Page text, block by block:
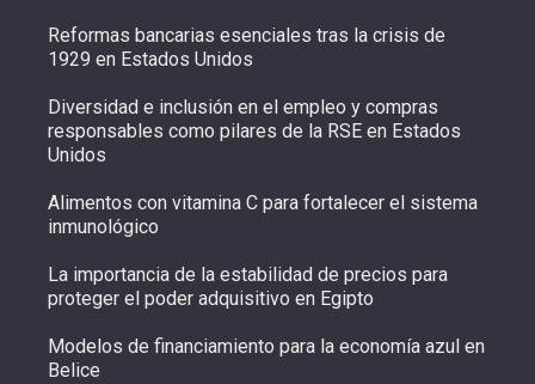
Reformas bancarias esenciales tras la crisis de
1929 en Estados Unidos
Diversidad e inclusión en el empleo y compras
responsables como pilares de la RSE en Estados
Unidos
Alimentos con vitamina C para fortalecer el sistema
inmunológico
La importancia de la estabilidad de precios para
proteger el poder adquisitivo en Egipto
Modelos de financiamiento para la economía azul en
Belice